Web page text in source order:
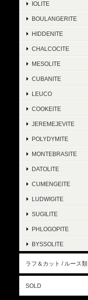
IOLITE
BOULANGERITE
HIDDENITE
CHALCOCITE
MESOLITE
CUBANITE
LEUCO
COOKEITE
JEREMEJEVITE
POLYDYMITE
MONTEBRASITE
DATOLITE
CUMENGEITE
LUDWIGITE
SUGILITE
PHLOGOPITE
BYSSOLITE
ラフ＆カット / ルース類
SOLD